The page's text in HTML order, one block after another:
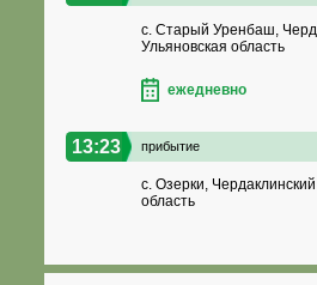
с. Старый Уренбаш,
Ульяновская область
ежедневно
13:23 прибытие
с. Озерки,
область